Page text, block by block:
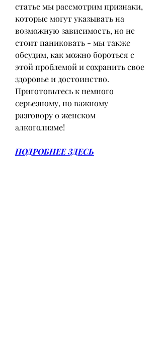
статье мы рассмотрим признаки,
которые могут указывать на
возможную зависимость, но не
стоит паниковать - мы также
обсудим, как можно бороться с
этой проблемой и сохранить свое
здоровье и достоинство.
Приготовьтесь к немного
серьезному, но важному
разговору о женском
алкоголизме!
ПОДРОБНЕЕ ЗДЕСЬ